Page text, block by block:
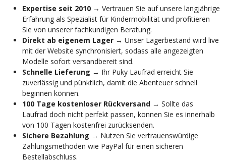
Expertise seit 2010 → Vertrauen Sie auf unsere langjährige
Erfahrung als Spezialist für Kindermobilität und profitieren
Sie von unserer fachkundigen Beratung.
Direkt ab eigenem Lager → Unser Lagerbestand wird live
mit der Website synchronisiert, sodass alle angezeigten
Modelle sofort versandbereit sind.
Schnelle Lieferung → Ihr Puky Laufrad erreicht Sie
zuverlässig und pünktlich, damit die Abenteuer schnell
beginnen können.
100 Tage kostenloser Rückversand → Sollte das
Laufrad doch nicht perfekt passen, können Sie es innerhalb
von 100 Tagen kostenfrei zurücksenden.
Sichere Bezahlung → Nutzen Sie vertrauenswürdige
Zahlungsmethoden wie PayPal für einen sicheren
Bestellabschluss.